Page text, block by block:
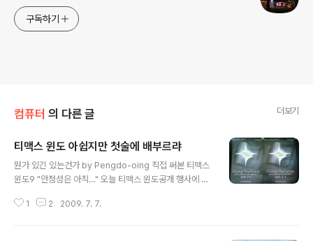
구독하기
컴퓨터 의 다른 글 더보기
티맥스 윈도 아쉽지만 첫술에 배부르랴
뭔가 있긴 있는건가 by Pengdo-oing 직접 써본 티맥스
윈도9 "안정성은 아직…" 오늘 티맥스 윈도공개 행사에 직
속 지켜봤습니다. 결론부터 말하면 한편의 운영체제 특강
1 2 2009. 7. 7.